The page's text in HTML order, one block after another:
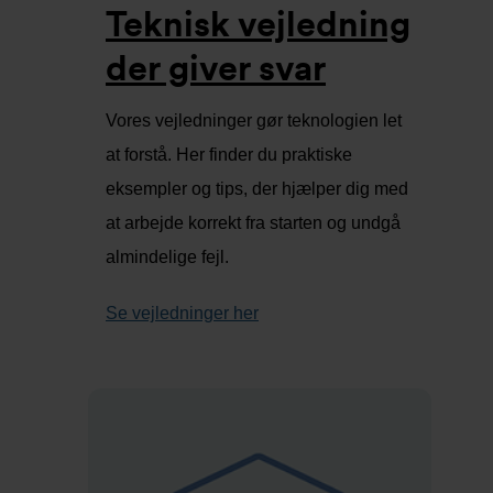
Teknisk vejledning
der giver svar
Vores vejledninger gør teknologien let
at forstå. Her finder du praktiske
eksempler og tips, der hjælper dig med
at arbejde korrekt fra starten og undgå
almindelige fejl.
Se vejledninger her